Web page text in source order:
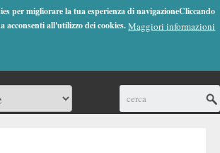
per migliorare la tua esperienza di navigazioneCliccando
acconsenti all'utilizzo dei cookies.Maggiori informazioni
(0)